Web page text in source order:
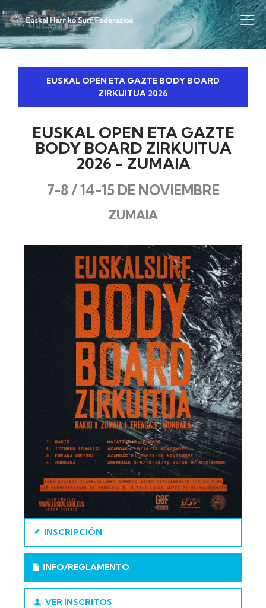
EUSKAL OPEN ETA GAZTE BODY BOARD
ZIRKUITUA 2026
EUSKAL OPEN ETA GAZTE
BODY BOARD ZIRKUITUA
2026 - ZUMAIA
7-8 / 14-15 DE NOVIEMBRE
ZUMAIA
INSCRIPCIÓN
INFO/REGLAMENTO
VER INSCRITOS